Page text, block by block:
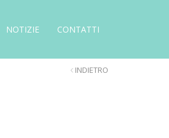
NOTIZIE CONTATTI
INDIETRO